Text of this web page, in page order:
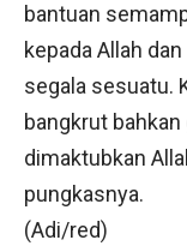
bantuan
kepada Allah
segala sesuatu.
bangkrut
dimaktubkan
pungkasnya.
(Adi/red)